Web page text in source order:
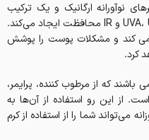
نوآورانه ارگانیک و یک ترکیب
آنتی اکسیدانی فوق‌العاده در برابر UVA، UVB و IR محافظت ایجاد می‌کند.
کند و مشکلات پوست را پوشش
کرد.
که از مرطوب کننده، پرایمر،
از این رو استفاده از آن‌ها به
شما را از استفاده از کرم